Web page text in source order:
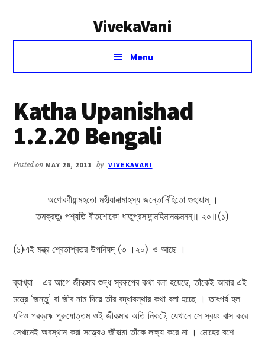
VivekaVani
Voice
Vivekananda
Menu
Katha Upanishad
1.2.20 Bengali
Posted on MAY 26, 2011 by VIVEKAVANI
অণোরণীয়ান্মহতো মহীয়ানাত্মাঽস্য জন্তোর্নিহিতো গুহায়াম্ ।
তমক্রতুঃ পশ্যতি বীতশোকো ধাতুপ্রসাদান্মহিমানমাত্মনন্॥ ২০॥(১)
(১)এই মন্ত্র শ্বেতাশ্বতর উপনিষদ্ (৩ ।২০)-ও আছে ।
ব্যাখ্যা—এর আগে জীবাত্মার শুদ্ধ স্বরূপের কথা বলা হয়েছে, তাঁকেই আবার এই
মন্ত্রে ‘জন্তু’ বা জীব নাম দিয়ে তাঁর বদ্ধাবস্থার কথা বলা হচ্ছে । তাৎপর্য হল
যদিও পরব্রহ্ম পুরুষোত্তম ওই জীবাত্মার অতি নিকটে, যেখানে সে স্বয়ং বাস করে
সেখানেই অবস্থান করা সত্ত্বেও জীবাত্মা তাঁকে লক্ষ্য করে না । মোহের বশে